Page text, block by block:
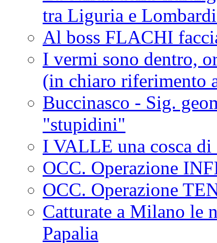
tra Liguria e
Al boss FLACHI
I vermi sono dentro,
(in chiaro riferimento
Buccinasco - Sig.
"stupidini"
I VALLE una cosca
OCC. Operazione
OCC. Operazione
Catturate a Milano le
Papalia